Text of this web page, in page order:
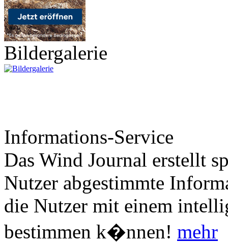
Bildergalerie
Informations-Service
Das Wind Journal erstellt
Nutzer abgestimmte
die Nutzer mit einem
bestimmen k�nnen! mehr